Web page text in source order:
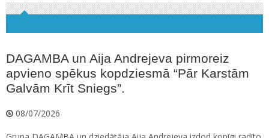
DAGAMBA un Aija Andrejeva pirmoreiz
apvieno spēkus kopdziesmā “Pār Karstām
Galvām Krīt Sniegs”.
08/07/2026